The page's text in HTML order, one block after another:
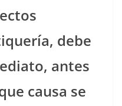
debe
antes
causa se